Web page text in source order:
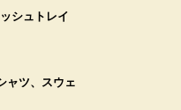
シュトレイ
ャツ、スウェ